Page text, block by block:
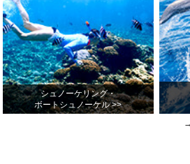
シュノーケリング・
ボートシュノーケル >>
→